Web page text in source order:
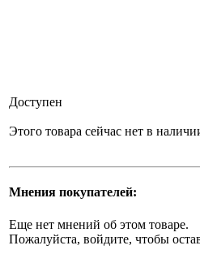
Доступен
Этого товара сейчас нет в
Мнения покупателей:
Еще нет мнений об этом товаре.
Пожалуйста, войдите, чтобы